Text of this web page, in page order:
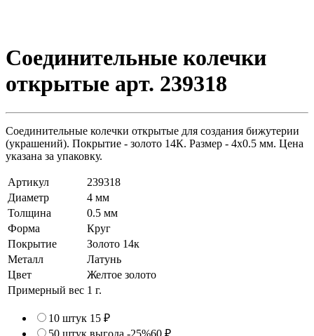
Соединительные колечки
открытые арт. 239318
Соединительные колечки открытые для создания бижутерии
(украшений). Покрытие - золото 14К. Размер - 4х0.5 мм. Цена
указана за упаковку.
Артикул
239318
Диаметр
4 мм
Толщина
0.5 мм
Форма
Круг
Покрытие
Золото 14к
Металл
Латунь
Цвет
Желтое золото
Примерный вес 1 г.
10 штук 15 ₽
50 штук выгода -25%60 ₽